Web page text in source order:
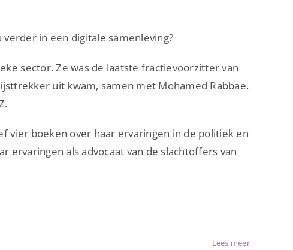
in een digitale samenleving?
sector. Ze was de laatste fractievoorzitter van
uit kwam, samen met Mohamed Rabbae.
vier boeken over haar ervaringen in de politiek en
ervaringen als advocaat van de slachtoffers van
Lees meer